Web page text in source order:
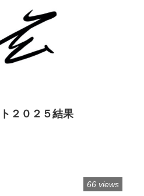
２０２５結果
66 views